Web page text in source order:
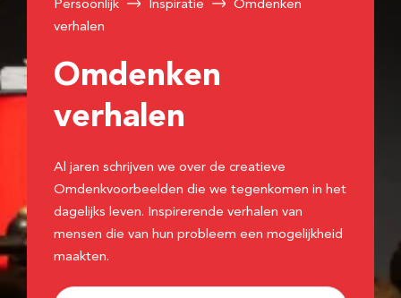
Persoonlijk Inspiratie
Omdenken
verhalen
Omdenken
verhalen
Al jaren schrijven we over de creatieve
Omdenkvoorbeelden die we tegenkomen in het
dagelijks leven. Inspirerende verhalen van
mensen die van hun probleem een mogelijkheid
maakten.